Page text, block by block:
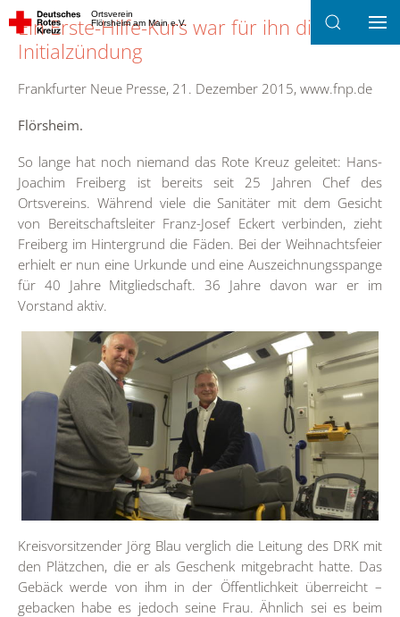
Zum Hauptinhalt springen
Ortsverein
Flörsheim am Main e.V.
Ein Erste-Hilfe-Kurs war für ihn die
Initialzündung
Frankfurter Neue Presse, 21. Dezember 2015, www.fnp.de
Flörsheim.
So lange hat noch niemand das Rote Kreuz geleitet: Hans-
Joachim Freiberg ist bereits seit 25 Jahren Chef des
Ortsvereins. Während viele die Sanitäter mit dem Gesicht
von Bereitschaftsleiter Franz-Josef Eckert verbinden, zieht
Freiberg im Hintergrund die Fäden. Bei der Weihnachtsfeier
erhielt er nun eine Urkunde und eine Auszeichnungsspange
für 40 Jahre Mitgliedschaft. 36 Jahre davon war er im
Vorstand aktiv.
Kreisvorsitzender Jörg Blau verglich die Leitung des DRK mit
den Plätzchen, die er als Geschenk mitgebracht hatte. Das
Gebäck werde von ihm in der Öffentlichkeit überreicht –
gebacken habe es jedoch seine Frau. Ähnlich sei es beim